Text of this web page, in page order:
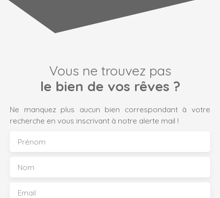
Vous ne trouvez pas
le bien de vos rêves ?
Ne manquez plus aucun bien correspondant à votre
recherche en vous inscrivant à notre alerte mail !
Prénom
Nom
Email